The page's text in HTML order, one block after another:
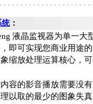
统：
液晶监视器为单一大
即可实现您商业用途
缩放处理运算核心，
容的影音播放需要没
以取的最少的图象失